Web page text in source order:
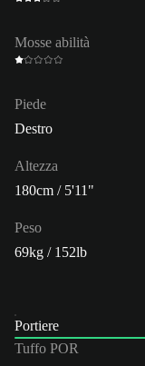
Mosse abilità
Piede
Destro
Altezza
180cm / 5'11"
Peso
69kg / 152lb
Portiere
Tuffo POR